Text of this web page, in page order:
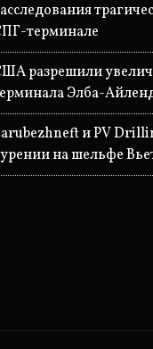
терминале
разрешили
Элба-
и PV
на шельфе